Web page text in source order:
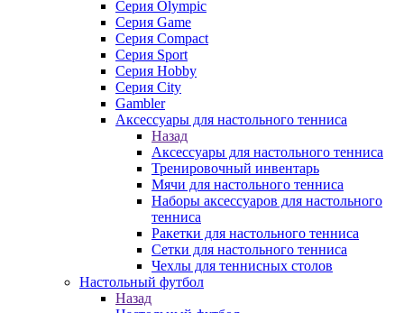
Серия Olympic
Серия Game
Серия Compact
Серия Sport
Серия Hobby
Серия City
Gambler
Аксессуары для настольного тенниса
Назад
Аксессуары для настольного тенниса
Тренировочный инвентарь
Мячи для настольного тенниса
Наборы аксессуаров для настольного
тенниса
Ракетки для настольного тенниса
Сетки для настольного тенниса
Чехлы для теннисных столов
Настольный футбол
Назад